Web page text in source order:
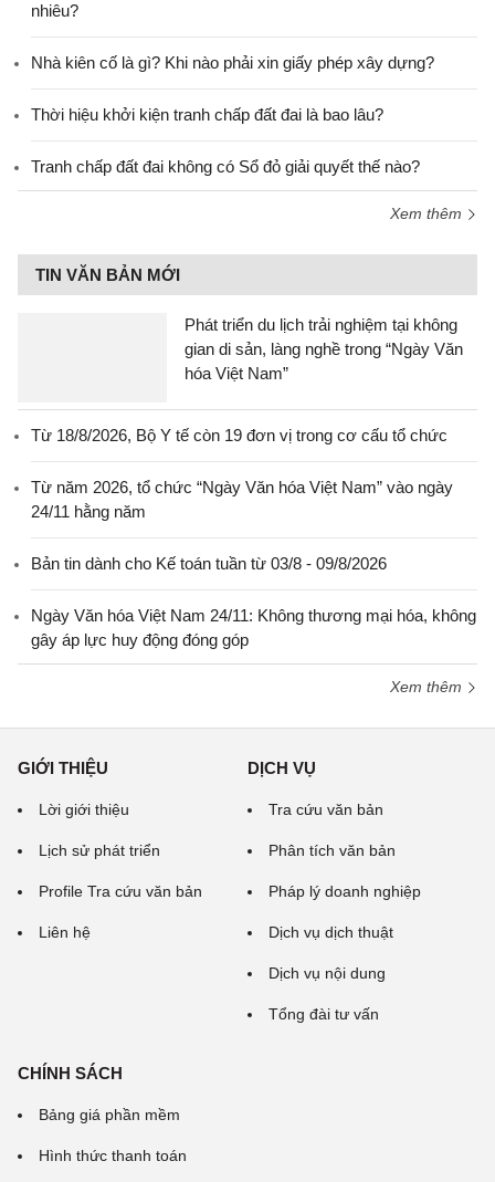
nhiêu?
Nhà kiên cố là gì? Khi nào phải xin giấy phép xây dựng?
Thời hiệu khởi kiện tranh chấp đất đai là bao lâu?
Tranh chấp đất đai không có Sổ đỏ giải quyết thế nào?
Xem thêm
TIN VĂN BẢN MỚI
Phát triển du lịch trải nghiệm tại không
gian di sản, làng nghề trong “Ngày Văn
hóa Việt Nam”
Từ 18/8/2026, Bộ Y tế còn 19 đơn vị trong cơ cấu tổ chức
Từ năm 2026, tổ chức “Ngày Văn hóa Việt Nam” vào ngày
24/11 hằng năm
Bản tin dành cho Kế toán tuần từ 03/8 - 09/8/2026
Ngày Văn hóa Việt Nam 24/11: Không thương mại hóa, không
gây áp lực huy động đóng góp
Xem thêm
GIỚI THIỆU
Lời giới thiệu
Lịch sử phát triển
Profile Tra cứu văn bản
Liên hệ
DỊCH VỤ
Tra cứu văn bản
Phân tích văn bản
Pháp lý doanh nghiệp
Dịch vụ dịch thuật
Dịch vụ nội dung
Tổng đài tư vấn
CHÍNH SÁCH
Bảng giá phần mềm
Hình thức thanh toán